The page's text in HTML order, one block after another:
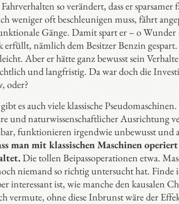
so verändert, dass er
weniger oft beschleunigen muss, fährt
Gänge. Damit spart er – o
erfüllt, nämlich dem Besitzer Benzin
Aber er hätte ganz bewusst sein
und langfristig. Da war doch die
oder?
es auch viele klassische
und naturwissenschaftlicher Ausrichtung
funktionieren irgendwie unbewusst und
man mit klassischen Maschinen
Die tollen Beipassoperationen etwa.
niemand so richtig untersucht hat.
interessant ist, wie manche den kausalen
vermute, ohne diese Inbrunst wäre der